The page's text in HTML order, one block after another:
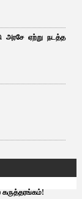
அரசே ஏற்று நடத்த
கருத்தரங்கம்!